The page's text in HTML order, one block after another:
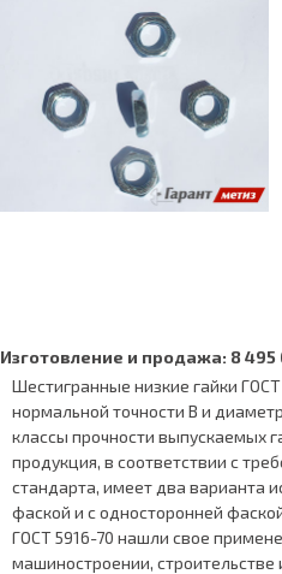
Изготовление и продажа: 8 495
Шестигранные низкие гайки
нормальной точности В и
классы прочности выпускаемых
продукция, в соответствии с
стандарта, имеет два варианта
фаской и с односторонней
ГОСТ 5916-70 нашли свое
машиностроении, строительстве